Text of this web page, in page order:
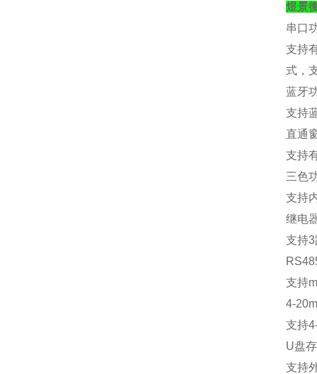
煜景
串口
支持
式，
蓝牙
支持
直通
支持
三色
支持
继电
支持3
支持
4-
支持
U盘
支持